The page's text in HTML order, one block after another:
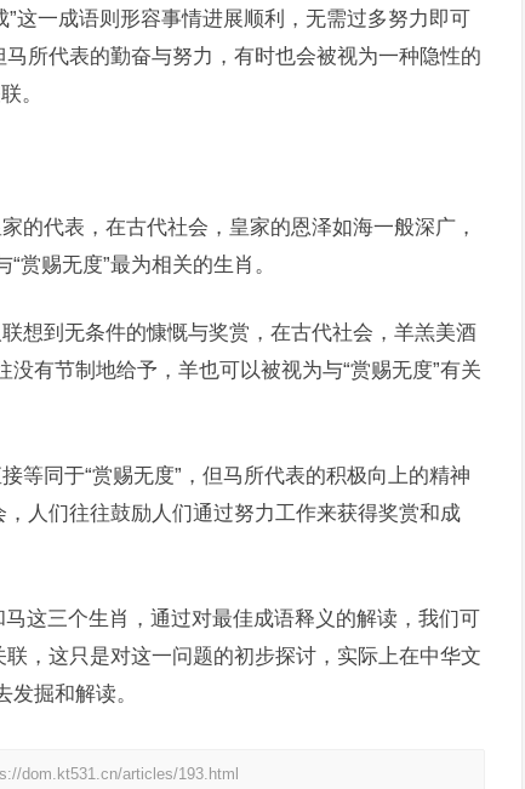
这一成语则形容事情进展顺利，无需过多努力即可
所代表的勤奋与努力，有时也会被视为一种隐性的
。
的代表，在古代社会，皇家的恩泽如海一般深广，
赏赐无度”最为相关的生肖。
想到无条件的慷慨与奖赏，在古代社会，羊羔美酒
有节制地给予，羊也可以被视为与“赏赐无度”有关
等同于“赏赐无度”，但马所代表的积极向上的精神
人们往往鼓励人们通过努力工作来获得奖赏和成
这三个生肖，通过对最佳成语释义的解读，我们可
，这只是对这一问题的初步探讨，实际上在中华文
掘和解读。
dom.kt531.cn/articles/193.html